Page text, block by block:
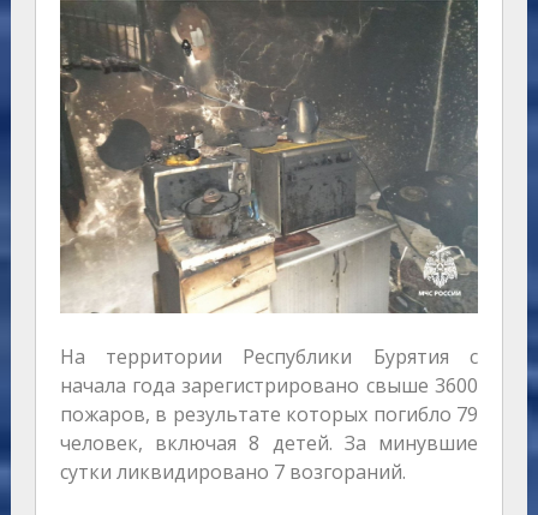
На территории Республики Бурятия с
начала года зарегистрировано свыше 3600
пожаров, в результате которых погибло 79
человек, включая 8 детей. За минувшие
сутки ликвидировано 7 возгораний.